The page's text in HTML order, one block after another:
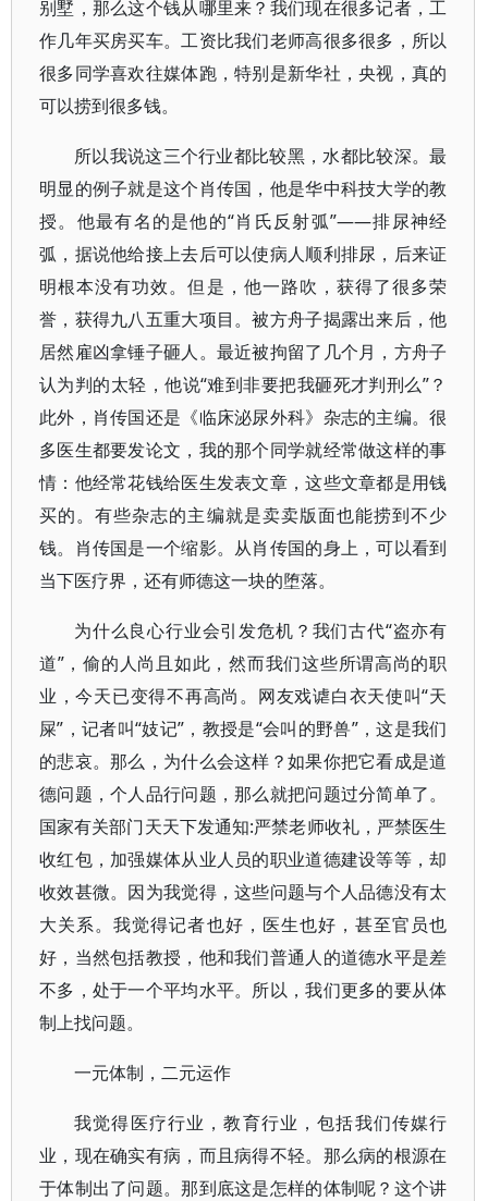
别墅，那么这个钱从哪里来？我们现在很多记者，工
作几年买房买车。工资比我们老师高很多很多，所以
很多同学喜欢往媒体跑，特别是新华社，央视，真的
可以捞到很多钱。
所以我说这三个行业都比较黑，水都比较深。最
明显的例子就是这个肖传国，他是华中科技大学的教
授。他最有名的是他的“肖氏反射弧”——排尿神经
弧，据说他给接上去后可以使病人顺利排尿，后来证
明根本没有功效。但是，他一路吹，获得了很多荣
誉，获得九八五重大项目。被方舟子揭露出来后，他
居然雇凶拿锤子砸人。最近被拘留了几个月，方舟子
认为判的太轻，他说“难到非要把我砸死才判刑么”？
此外，肖传国还是《临床泌尿外科》杂志的主编。很
多医生都要发论文，我的那个同学就经常做这样的事
情：他经常花钱给医生发表文章，这些文章都是用钱
买的。有些杂志的主编就是卖卖版面也能捞到不少
钱。肖传国是一个缩影。从肖传国的身上，可以看到
当下医疗界，还有师德这一块的堕落。
为什么良心行业会引发危机？我们古代“盗亦有
道”，偷的人尚且如此，然而我们这些所谓高尚的职
业，今天已变得不再高尚。网友戏谑白衣天使叫“天
屎”，记者叫“妓记”，教授是“会叫的野兽”，这是我们
的悲哀。那么，为什么会这样？如果你把它看成是道
德问题，个人品行问题，那么就把问题过分简单了。
国家有关部门天天下发通知:严禁老师收礼，严禁医生
收红包，加强媒体从业人员的职业道德建设等等，却
收效甚微。因为我觉得，这些问题与个人品德没有太
大关系。我觉得记者也好，医生也好，甚至官员也
好，当然包括教授，他和我们普通人的道德水平是差
不多，处于一个平均水平。所以，我们更多的要从体
制上找问题。
一元体制，二元运作
我觉得医疗行业，教育行业，包括我们传媒行
业，现在确实有病，而且病得不轻。那么病的根源在
于体制出了问题。那到底这是怎样的体制呢？这个讲